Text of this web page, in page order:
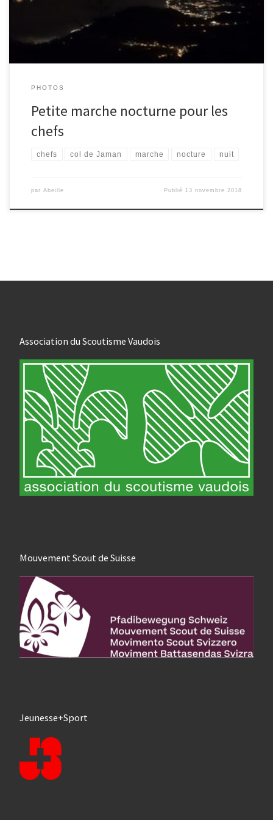
PHOTOS
Petite marche nocturne pour les
chefs
chefs col de Jaman marche nocture nuit
par Abeille Publié 13 novembre 2018
Association du Scoutisme Vaudois
Mouvement Scout de Suisse
Jeunesse+Sport